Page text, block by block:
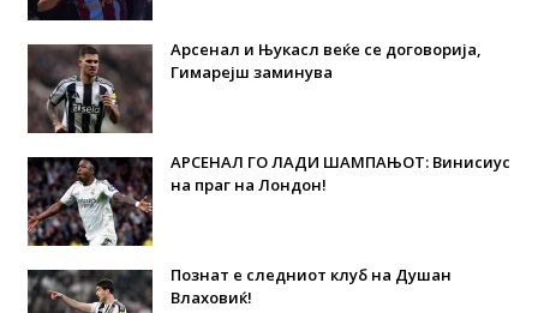
Арсенал и Њукасл веќе се договорија,
Гимарејш заминува
АРСЕНАЛ ГО ЛАДИ ШАМПАЊОТ: Винисиус
на праг на Лондон!
Познат е следниот клуб на Душан
Влаховиќ!